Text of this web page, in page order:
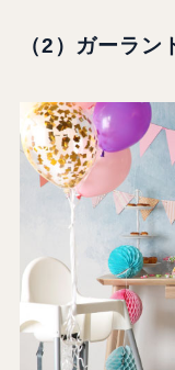
（2）ガーラン